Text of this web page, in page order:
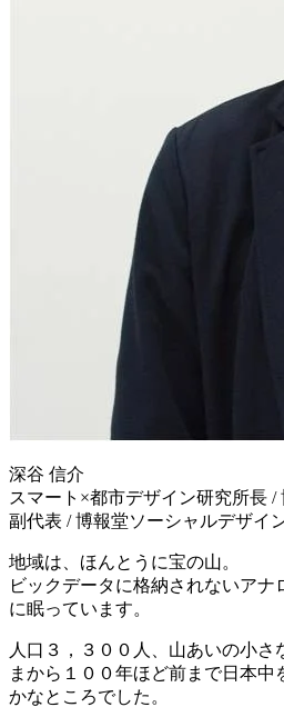
深谷 信介
スマート×都市デザイン研究所長 /
副代表 / 博報堂ソーシャルデザイ
地域は、ほんとうに宝の山。
ビックデータに格納されないア
に眠っています。
人口３，３００人、山あいの小さ
まから１００年ほど前まで日本中
かなところでした。